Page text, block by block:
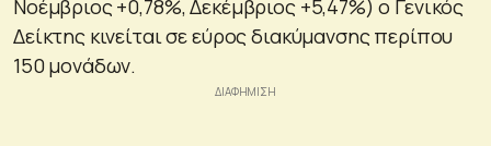
Νοέμβριος +0,78%, Δεκέμβριος +5,47%) ο Γενικός
Δείκτης κινείται σε εύρος διακύμανσης περίπου
150 μονάδων.